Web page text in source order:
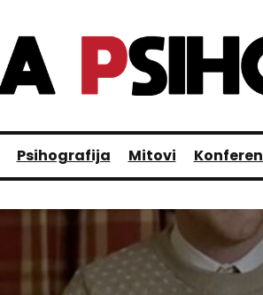
Psihografija Mitovi